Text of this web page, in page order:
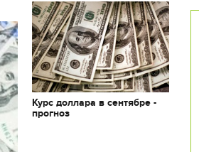
Курс доллара в сентябре -
прогноз